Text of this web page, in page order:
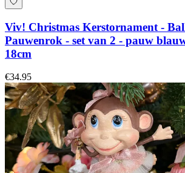
Viv! Christmas Kerstornament -
Pauwenrok - set van 2 - pauw
18cm
€34.95